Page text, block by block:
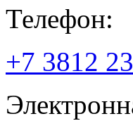
Телефон:
+7 3812